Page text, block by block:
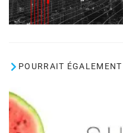
POURRAIT